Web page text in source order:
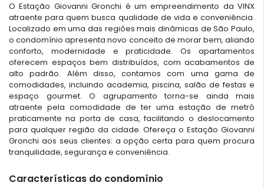
O Estação Giovanni Gronchi é um empreendimento da VINX
atraente para quem busca qualidade de vida e conveniência.
Localizado em uma das regiões mais dinâmicas de São Paulo,
o condomínio apresenta novo conceito de morar bem, aliando
conforto, modernidade e praticidade. Os apartamentos
oferecem espaços bem distribuídos, com acabamentos de
alto padrão. Além disso, contamos com uma gama de
comodidades, incluindo academia, piscina, salão de festas e
espaço gourmet. O agrupamento torna-se ainda mais
atraente pela comodidade de ter uma estação de metrô
praticamente na porta de casa, facilitando o deslocamento
para qualquer região da cidade. Ofereça o Estação Giovanni
Gronchi aos seus clientes: a opção certa para quem procura
tranquilidade, segurança e conveniência.
Características do condomínio